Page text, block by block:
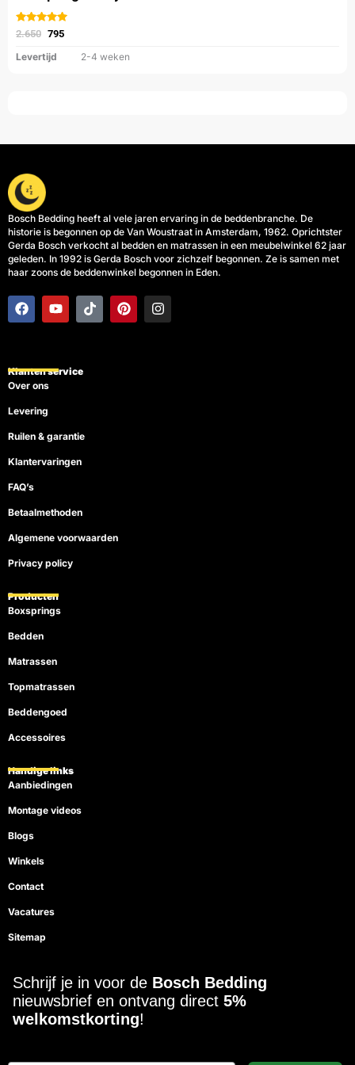
Gewaardeerd
2.650 795
Levertijd 2-4 weken
Bosch Bedding heeft al vele jaren ervaring in de beddenbranche. De
historie is begonnen op de Van Woustraat in Amsterdam, 1962. Oprichtster
Gerda Bosch verkocht al bedden en matrassen in een meubelwinkel 62 jaar
geleden. In 1992 is Gerda Bosch voor zichzelf begonnen. Ze is samen met
haar zoons de beddenwinkel begonnen in Eden.
F
a
c
o
o
Y
o
u
b
T
i
k
P
i
n
I
n
s
Klanten service
Over ons
Levering
Ruilen & garantie
Klantervaringen
FAQ’s
Betaalmethoden
Algemene voorwaarden
Privacy policy
Producten
Boxsprings
Bedden
Matrassen
Topmatrassen
Beddengoed
Accessoires
Handige links
Aanbiedingen
Montage videos
Blogs
Winkels
Contact
Vacatures
Sitemap
Schrijf je in voor de Bosch Bedding
nieuwsbrief en ontvang direct 5%
welkomstkorting!